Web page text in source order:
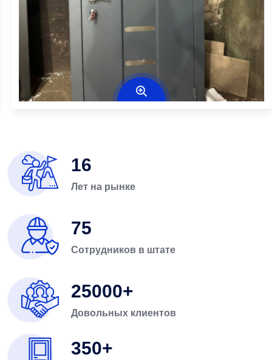
16
Лет на рынке
75
Сотрудников в штате
25000
Довольных клиентов
350